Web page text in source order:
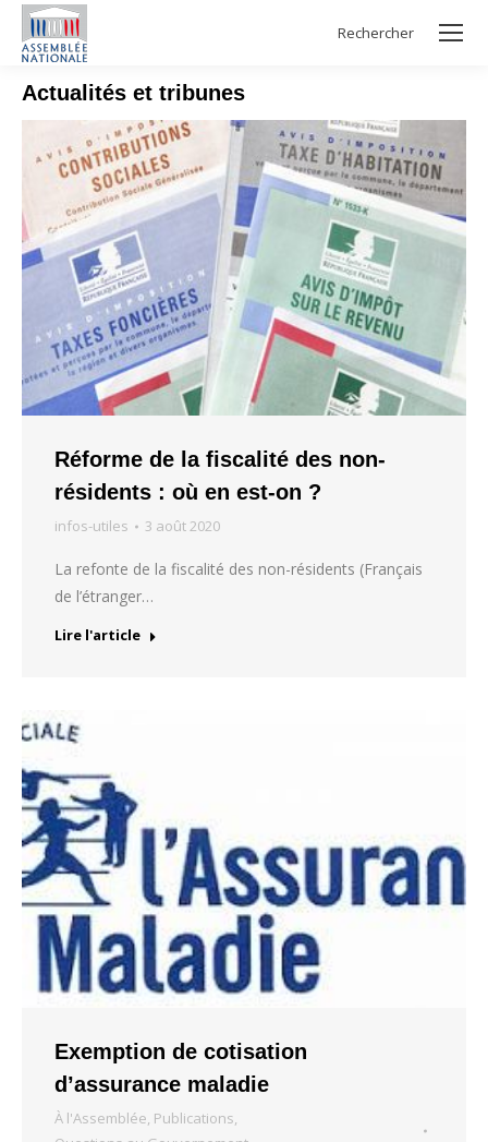
Search:
Rechercher
Actualités et tribunes
Réforme de la fiscalité des non-
résidents : où en est-on ?
infos-utiles 3 août 2020
La refonte de la fiscalité des non-résidents (Français
de l’étranger…
Lire l'article
Exemption de cotisation
d’assurance maladie
À l'Assemblée, Publications,